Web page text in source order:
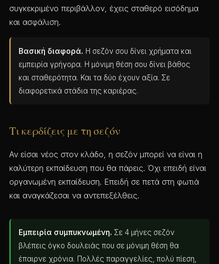
συγκεκριμένο περιβάλλον, έχεις σταθερό εισόδημα
και ασφάλιση.
Βασική διαφορά. Η σεζόν σου δίνει χρήματα και
εμπειρία γρήγορα. Η μόνιμη θέση σου δίνει βάθος
και σταθερότητα. Και τα δύο έχουν αξία. Σε
διαφορετικά στάδια της καριέρας.
Τι κερδίζεις με τη σεζόν
Αν είσαι νέος στον κλάδο, η σεζόν μπορεί να είναι η
καλύτερη εκπαίδευση που θα πάρεις. Όχι επειδή είναι
οργανωμένη εκπαίδευση. Επειδή σε πετά στη φωτιά
και αναγκάζεσαι να αντεπεξέλθεις.
Εμπειρία συμπυκνωμένη. Σε 4 μήνες σεζόν
βλέπεις όγκο δουλειάς που σε μόνιμη θέση θα
έπαιρνε χρόνια. Πολλές παραγγελίες, πολύ πίεση,